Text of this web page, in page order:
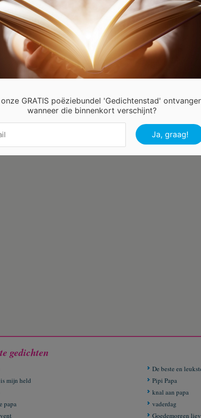
gedichten
mijn held
papa
De beste en
Pipi Papa
knal aan papa
vaderdag
Goedemorgen
GRATIS poëziebundel 'Gedichtenstad'
wanneer die binnenkort verschijnt?